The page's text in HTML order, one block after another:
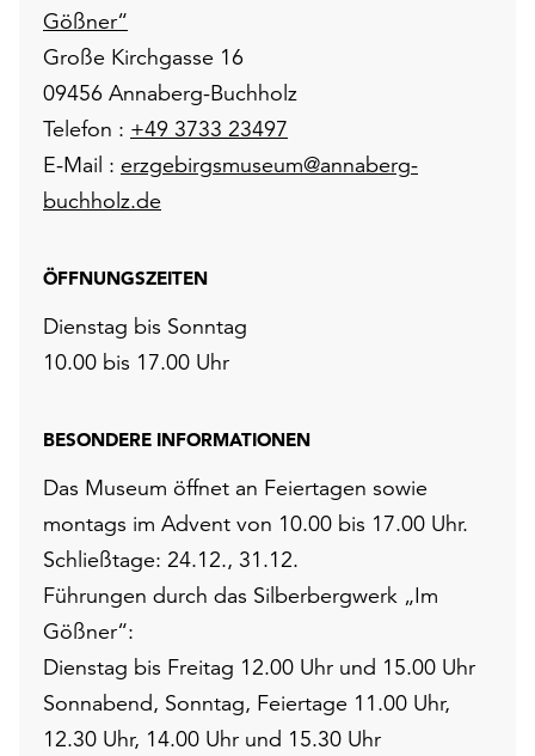
Gößner“
Große Kirchgasse 16
09456 Annaberg-Buchholz
Telefon : +49 3733 23497
E-Mail : erzgebirgsmuseum@annaberg-
buchholz.de
ÖFFNUNGSZEITEN
Dienstag bis Sonntag
10.00 bis 17.00 Uhr
BESONDERE INFORMATIONEN
Das Museum öffnet an Feiertagen sowie
montags im Advent von 10.00 bis 17.00 Uhr.
Schließtage: 24.12., 31.12.
Führungen durch das Silberbergwerk „Im
Gößner“:
Dienstag bis Freitag 12.00 Uhr und 15.00 Uhr
Sonnabend, Sonntag, Feiertage 11.00 Uhr,
12.30 Uhr, 14.00 Uhr und 15.30 Uhr